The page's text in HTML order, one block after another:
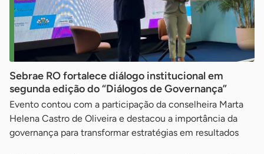
Sebrae RO fortalece diálogo institucional em
segunda edição do “Diálogos de Governança”
Evento contou com a participação da conselheira Marta
Helena Castro de Oliveira e destacou a importância da
governança para transformar estratégias em resultados